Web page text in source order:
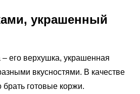
украшенный
– его верхушка, украшенная
вкусностями. В качестве
готовые коржи.